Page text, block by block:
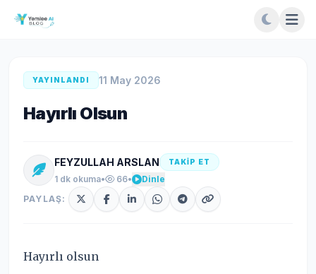
YAYINLANDI 11 May 2026
Hayırlı Olsun
FEYZULLAH ARSLAN TAKİP ET
1 dk okuma• 66•
Dinle
PAYLAŞ:
Hayırlı olsun